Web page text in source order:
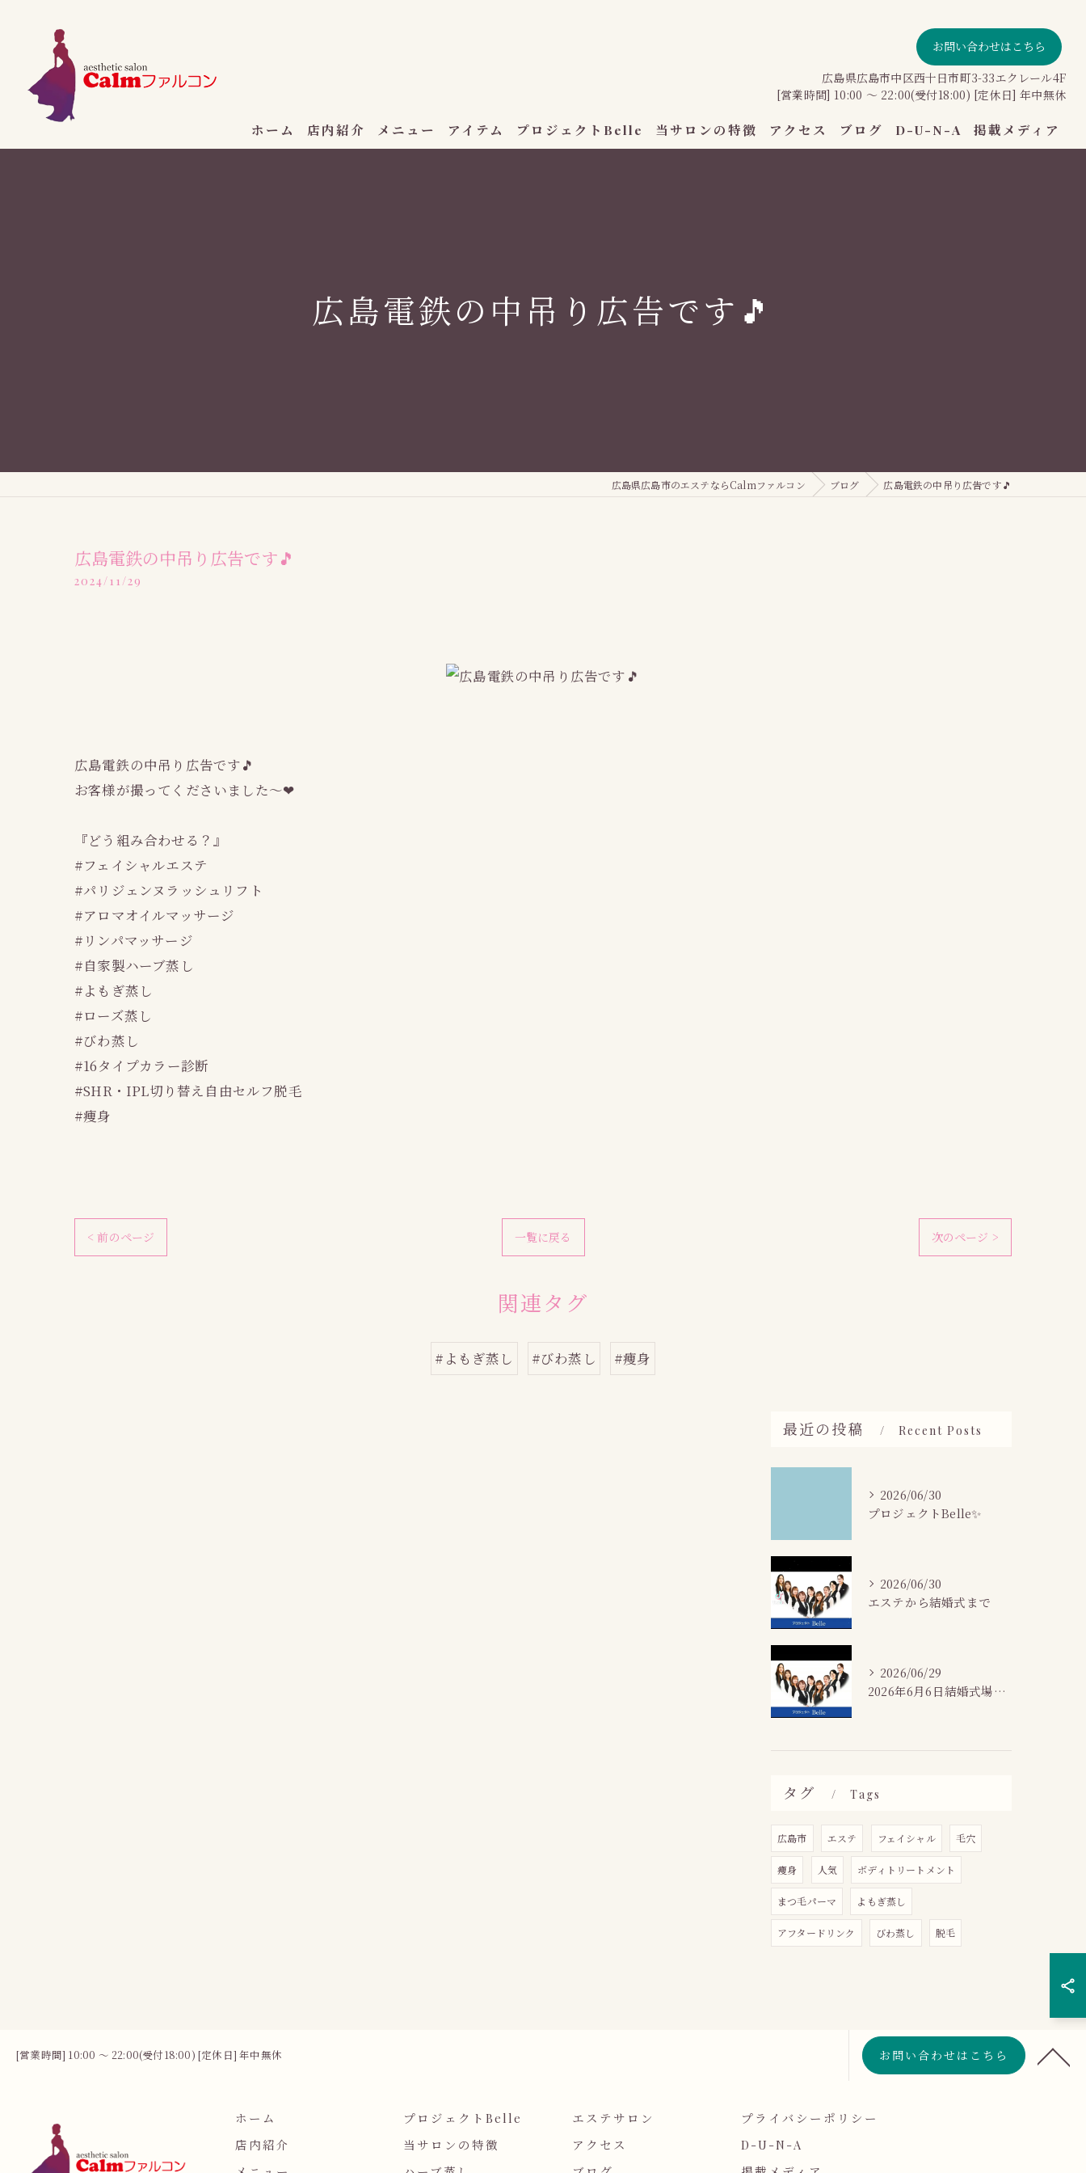
お問い合わせはこちら
広島県広島市中区西十日市町3-33エクレール4F
[営業時間] 10:00 〜 22:00(受付18:00) [定休日] 年中無休
ホーム 店内紹介 メニュー アイテム プロジェクトBelle 当サロンの特徴 アクセス ブログ D-U-N-A 掲載メディア
広島電鉄の中吊り広告です🎵
広島県広島市のエステならCalmファルコン ブログ 広島電鉄の中吊り広告です🎵
広島電鉄の中吊り広告です🎵
2024/11/29
広島電鉄の中吊り広告です🎵
お客様が撮ってくださいました～❤
『どう組み合わせる？』
#フェイシャルエステ
#パリジェンヌラッシュリフト
#アロマオイルマッサージ
#リンパマッサージ
#自家製ハーブ蒸し
#よもぎ蒸し
#ローズ蒸し
#びわ蒸し
#16タイプカラー診断
#SHR・IPL切り替え自由セルフ脱毛
#痩身
< 前のページ 一覧に戻る 次のページ >
関連タグ
#よもぎ蒸し #びわ蒸し #痩身
最近の投稿 Recent Posts
2026/06/30
プロジェクトBelle✨
2026/06/30
エステから結婚式まで
2026/06/29
2026年6月6日結婚式場カサネにて
タグ Tags
広島市 エステ フェイシャル 毛穴
痩身 人気 ボディトリートメント
まつ毛パーマ よもぎ蒸し
アフタードリンク びわ蒸し 脱毛
[営業時間] 10:00 〜 22:00(受付18:00) [定休日] 年中無休 お問い合わせはこちら
ホーム
店内紹介
プロジェクトBelle
当サロンの特徴
エステサロン
アクセス
プライバシーポリシー
D-U-N-A